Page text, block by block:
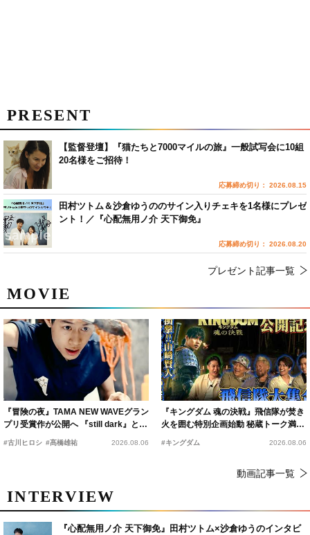
MOVIE
『冒険の夜』TAMA NEW WAVEグラン
プリ受賞作が公開へ 『still dark』と同
時上映決定
#古川ヒロシ #髙橋雄祐 2026.08.06
『キングダム 魂の決戦』飛信隊が焚き
火を囲む特別企画始動 秘蔵トーク満載
の“キングダムキャンプ”開催
#キングダム 2026.08.06
動画記事一覧
INTERVIEW
『心配無用ノ介 天下御免』田村ツトム×沙倉ゆうのインタビ
PRESENT
【監督登壇】『猫たちと7000マイルの旅』一般試写会に10組
20名様をご招待！
応募締め切り： 2026.08.15
田村ツトム＆沙倉ゆうののサイン入りチェキを1名様にプレゼ
ント！／『心配無用ノ介 天下御免』
応募締め切り： 2026.08.20
プレゼント記事一覧